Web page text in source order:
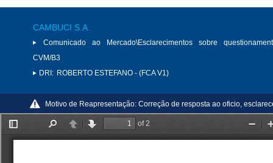
CAMBUCI S.A.
Comunicado ao Mercado\Esclarecimentos sobre
CVM/B3
DRI: ROBERTO ESTEFANO - (FCA V1)
Motivo de Reapresentação: Correção de resposta ao oficio,